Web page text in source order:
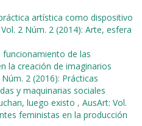
artística como dispositivo
2 Núm. 2 (2014): Arte, esfera
funcionamiento de las
la creación de imaginarios
2 (2016): Prácticas
y maquinarias sociales
luego existo , AusArt: Vol.
feministas en la producción